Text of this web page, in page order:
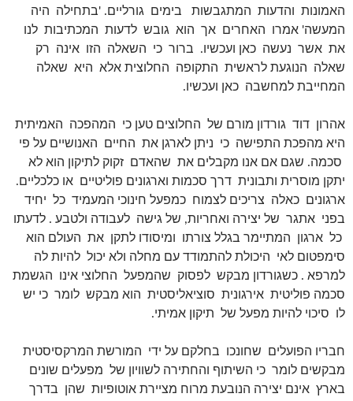
האמונות והדעות המתגבשות בימים גורליים. 'בתחילה היה
המעשה' אמרו האחרים אך הוא גובש לדעות המכתיבות לנו
את אשר נעשה כאן ועכשיו. ברור כי השאלה הזו אינה רק
שאלה הנוגעת לראשית התקופה החלוצית אלא היא שאלה
המחייבת למחשבה כאן ועכשיו.
אהרון דוד גורדון מורם של החלוצים טען כי המהפכה האמיתית
היא מהפכת התפישה כי ניתן לארגן את החיים האנושיים על פי
סכמה. שגם אם אנו מקבלים את שהאדם זקוק לתיקון הוא לא
יתקן מוסרית ותבונית דרך סכמות וארגונים פוליטיים או כלכליים.
ארגונים כאלה צריכים לצמוח כמפעל חינוכי המעמיד כל יחיד
בפני אתגר של יצירה ואחריות, של גישה לעבודה ולטבע . לדעתו
כל ארגון המתיימר בגלל צורתו ומיסודו לתקן את העולם הוא
סימפטום לאי היכולת להתמודד עם מחלה ולא יכול להיות לה
למרפא . כשגורדון מבקש לפסוק שהמפעל החלוצי אינו הגשמת
סכמה פוליטית אירגונית סוציאליסטית הוא מבקש לומר כי יש
לו סיכוי להיות מפעל של תיקון אמיתי.
חבריו הפועלים שחונכו בחלקם על ידי המורשת המרקסיסטית
מבקשים לומר כי השיתוף והחתירה לשוויון של מפעלים שונים
בארץ אינם יצירה הנובעת מרוח מציירת אוטופיות שהן בדרך